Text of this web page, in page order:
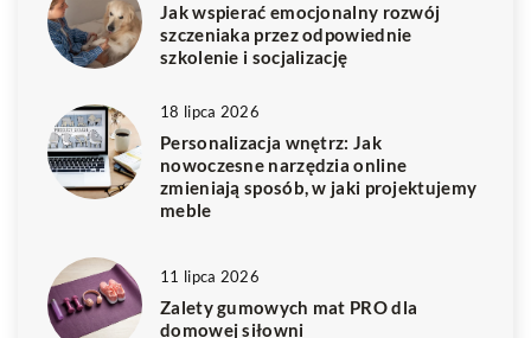
Jak wspierać emocjonalny rozwój
szczeniaka przez odpowiednie
szkolenie i socjalizację
18 lipca 2026
Personalizacja wnętrz: Jak
nowoczesne narzędzia online
zmieniają sposób, w jaki projektujemy
meble
11 lipca 2026
Zalety gumowych mat PRO dla
domowej siłowni